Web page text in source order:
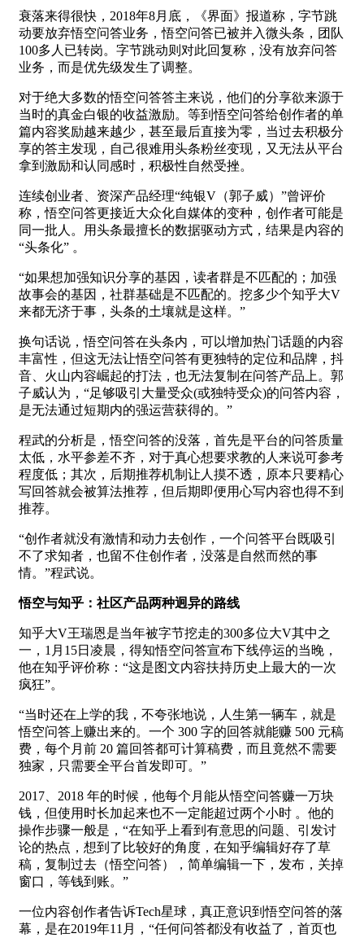
衰落来得很快，2018年8月底，《界面》报道称，字节跳
动要放弃悟空问答业务，悟空问答已被并入微头条，团队
100多人已转岗。字节跳动则对此回复称，没有放弃问答
业务，而是优先级发生了调整。
对于绝大多数的悟空问答答主来说，他们的分享欲来源于
当时的真金白银的收益激励。等到悟空问答给创作者的单
篇内容奖励越来越少，甚至最后直接为零，当过去积极分
享的答主发现，自己很难用头条粉丝变现，又无法从平台
拿到激励和认同感时，积极性自然受挫。
连续创业者、资深产品经理“纯银V（郭子威）”曾评价
称，悟空问答更接近大众化自媒体的变种，创作者可能是
同一批人。用头条最擅长的数据驱动方式，结果是内容的
“头条化” 。
“如果想加强知识分享的基因，读者群是不匹配的；加强
故事会的基因，社群基础是不匹配的。挖多少个知乎大V
来都无济于事，头条的土壤就是这样。”
换句话说，悟空问答在头条内，可以增加热门话题的内容
丰富性，但这无法让悟空问答有更独特的定位和品牌，抖
音、火山内容崛起的打法，也无法复制在问答产品上。郭
子威认为，“足够吸引大量受众(或独特受众)的问答内容，
是无法通过短期内的强运营获得的。”
程武的分析是，悟空问答的没落，首先是平台的问答质量
太低，水平参差不齐，对于真心想要求教的人来说可参考
程度低；其次，后期推荐机制让人摸不透，原本只要精心
写回答就会被算法推荐，但后期即便用心写内容也得不到
推荐。
“创作者就没有激情和动力去创作，一个问答平台既吸引
不了求知者，也留不住创作者，没落是自然而然的事
情。”程武说。
悟空与知乎：社区产品两种迥异的路线
知乎大V王瑞恩是当年被字节挖走的300多位大V其中之
一，1月15日凌晨，得知悟空问答宣布下线停运的当晚，
他在知乎评价称：“这是图文内容扶持历史上最大的一次
疯狂”。
“当时还在上学的我，不夸张地说，人生第一辆车，就是
悟空问答上赚出来的。一个 300 字的回答就能赚 500 元稿
费，每个月前 20 篇回答都可计算稿费，而且竟然不需要
独家，只需要全平台首发即可。”
2017、2018 年的时候，他每个月能从悟空问答赚一万块
钱，但使用时长加起来也不一定能超过两个小时 。他的
操作步骤一般是，“在知乎上看到有意思的问题、引发讨
论的热点，想到了比较好的角度，在知乎编辑好存了草
稿，复制过去（悟空问答），简单编辑一下，发布，关掉
窗口，等钱到账。”
一位内容创作者告诉Tech星球，真正意识到悟空问答的落
幕，是在2019年11月，“任何问答都没有收益了，首页也